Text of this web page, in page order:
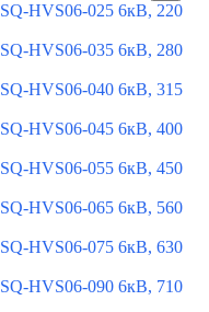
HVS06-025 6кВ, 220
HVS06-035 6кВ, 280
HVS06-040 6кВ, 315
HVS06-045 6кВ, 400
HVS06-055 6кВ, 450
HVS06-065 6кВ, 560
HVS06-075 6кВ, 630
HVS06-090 6кВ, 710